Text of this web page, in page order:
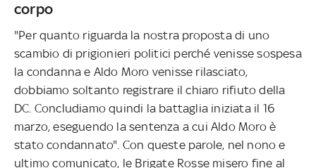
corpo
"Per quanto riguarda la nostra proposta di uno
scambio di prigionieri politici perché venisse sospesa
la condanna e Aldo Moro venisse rilasciato,
dobbiamo soltanto registrare il chiaro rifiuto della
DC. Concludiamo quindi la battaglia iniziata il 16
marzo, eseguendo la sentenza a cui Aldo Moro è
stato condannato". Con queste parole, nel nono e
ultimo comunicato, le Brigate Rosse misero fine al